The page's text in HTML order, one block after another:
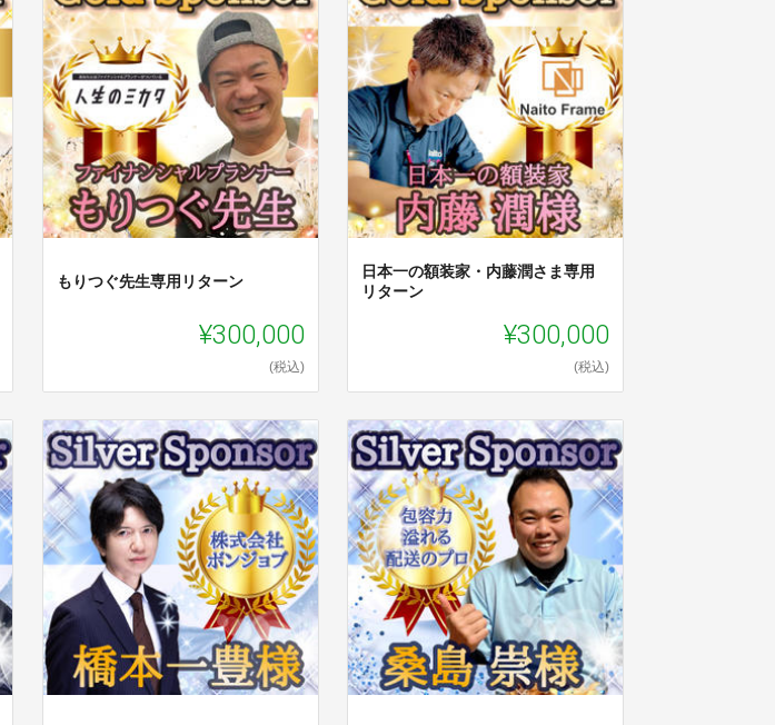
もりつぐ先生専用リターン
¥300,000
(税込)
日本一の額装家・内藤潤さま専用
リターン
¥300,000
(税込)